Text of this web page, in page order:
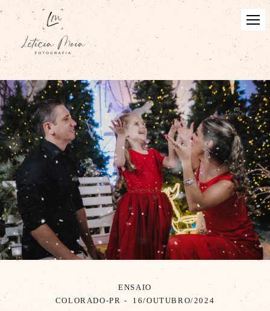
ENSAIO
COLORADO-PR
16/OUTUBRO/2024